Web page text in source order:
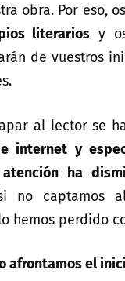
obra. Por eso,
literarios y
de vuestros
al lector se
internet y
ha
no captamos
hemos perdido
afrontamos el